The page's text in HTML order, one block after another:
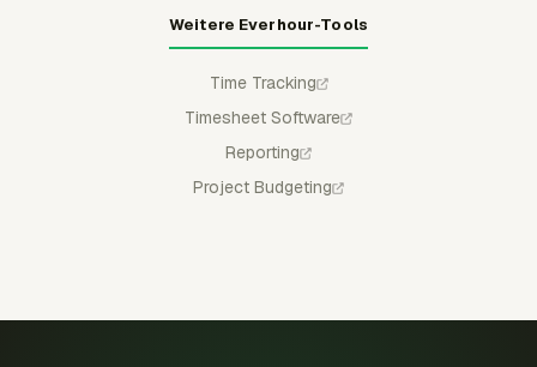
Weitere Everhour-Tools
Time Tracking
Timesheet Software
Reporting
Project Budgeting